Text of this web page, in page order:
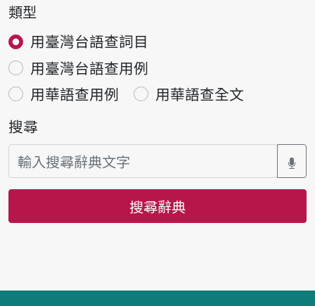
類型
用臺灣台語查詞目
用臺灣台語查用例
用華語查用例
用華語查全文
搜尋
搜尋辭典